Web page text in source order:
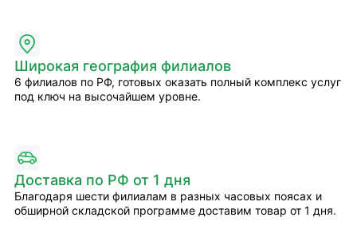
Широкая география филиалов
6 филиалов по РФ, готовых оказать полный комплекс услуг
под ключ на высочайшем уровне.
Доставка по РФ от 1 дня
Благодаря шести филиалам в разных часовых поясах и
обширной складской программе доставим товар от 1 дня.